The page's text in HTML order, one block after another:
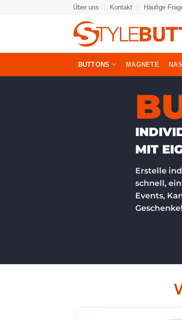
Über uns Kontakt Häufige
BUTTONS MAGNETE
MIT
Erstelle
schnell,
Events,
Geschenke!